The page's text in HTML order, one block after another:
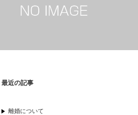
ション12の感想
最近の記事
離婚について